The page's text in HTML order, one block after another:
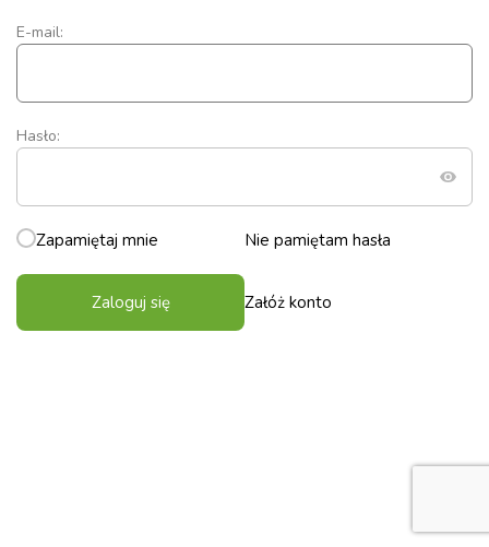
E-mail:
Hasło:
Zapamiętaj mnie Nie pamiętam hasła
Zaloguj się Załóż konto